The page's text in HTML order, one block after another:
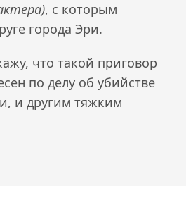
, с которым
города Эри.
что такой приговор
по делу об убийстве
и другим тяжким